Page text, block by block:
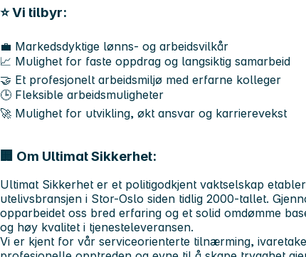
⭐ Vi tilbyr:
💼 Markedsdyktige lønns- og arbeidsvilkår
📈 Mulighet for faste oppdrag og langsiktig samarbeid
🤝 Et profesjonelt arbeidsmiljø med erfarne kolleger
🕒 Fleksible arbeidsmuligheter
🚀 Mulighet for utvikling, økt ansvar og karrierevekst
🏢 Om Ultimat Sikkerhet:
Ultimat Sikkerhet er et politigodkjent vaktselskap
utelivsbransjen i Stor-Oslo siden tidlig 2000-tallet.
opparbeidet oss bred erfaring og et solid omdømme
og høy kvalitet i tjenesteleveransen.
Vi er kjent for vår serviceorienterte tilnærming,